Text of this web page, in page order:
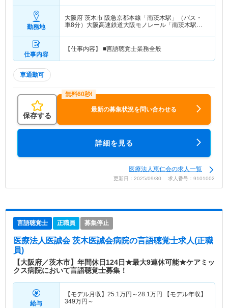
勤務地
大阪府 茨木市 阪急京都本線「南茨木駅」（バス・
車8分）大阪高速鉄道大阪モノレール「南茨木駅」
仕事内容
【仕事内容】 ■言語聴覚士業務全般
車通勤可
保存する
最新の募集状況を問い合わせる
詳細を見る
医療法人恵仁会の求人一覧
更新日：2025/09/30 求人番号：9101002
言語聴覚士 正職員 募集停止
医療法人医誠会 茨木医誠会病院の言語聴覚士求人(正職
員)
【大阪府／茨木市】年間休日124日★最大9連休可能★ケアミッ
クス病院において言語聴覚士募集！
給与
【モデル月収】 25.1万円～28.1万円
【モデル年収】
349万円～